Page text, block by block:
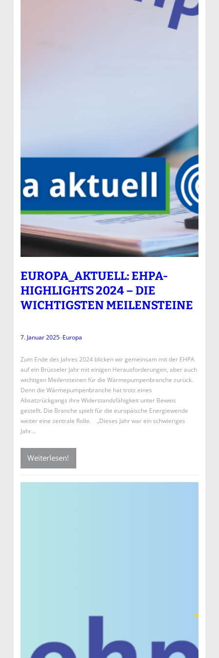
EUROPA_AKTUELL: EHPA-
HIGHLIGHTS 2024 – DIE
WICHTIGSTEN MEILENSTEINE
7. Januar 2025–Europa
Zum Ende des Jahres 2024 blicken wir gemeinsam mit der EHPA
auf ein Brüsseler Jahr mit einigen Herausforderungen, aber auch
wichtigen Meilensteinen für die Wärmepumpenbranche zurück.
Denn die Wärmepumpenbranche hat trotz eines
Absatzrückgangs ihre Widerstandsfähigkeit unter Beweis
gestellt. Die Branche spielt für die europäische Energiewende
weiter eine zentrale Rolle. „Dieses Jahr war ein schwieriges
Jahr…
Weiterlesen!